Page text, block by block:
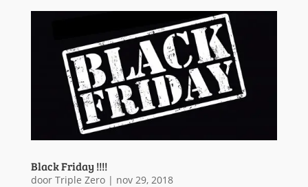
Black Friday !!!!
door Triple Zero| nov 29, 2018